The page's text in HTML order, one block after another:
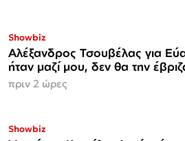
Showbiz
Αλέξανδρος Τσουβέλας για
ήταν μαζί μου, δεν θα την
πριν 2 ώρες
Showbiz